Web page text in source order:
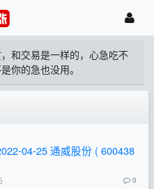
和交易是一样的，心急吃不
你的急也没用。
04-25 通威股份 ( 600438
0